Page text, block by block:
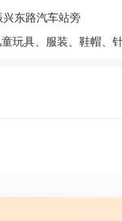
东路汽车站旁